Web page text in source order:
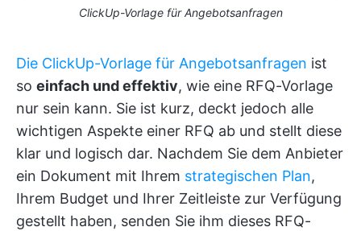
ClickUp-Vorlage für Angebotsanfragen
Die ClickUp-Vorlage für Angebotsanfragen ist
so einfach und effektiv, wie eine RFQ-Vorlage
nur sein kann. Sie ist kurz, deckt jedoch alle
wichtigen Aspekte einer RFQ ab und stellt diese
klar und logisch dar. Nachdem Sie dem Anbieter
ein Dokument mit Ihrem strategischen Plan,
Ihrem Budget und Ihrer Zeitleiste zur Verfügung
gestellt haben, senden Sie ihm dieses RFQ-